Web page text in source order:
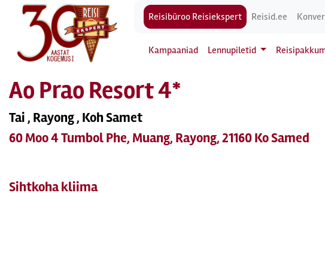
Reisibüroo Reisiekspert Reisid.ee
Kampaaniad Lennupiletid
Ao Prao Resort 4*
Tai , Rayong , Koh Samet
60 Moo 4 Tumbol Phe, Muang, Rayong, 21160 Ko Samed
Sihtkoha kliima